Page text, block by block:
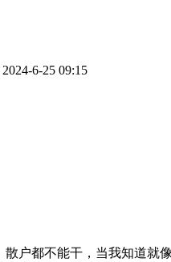
6-25 09:15
户都不能干，当我知道就